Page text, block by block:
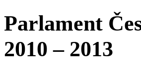
Parlament
2010 – 2013